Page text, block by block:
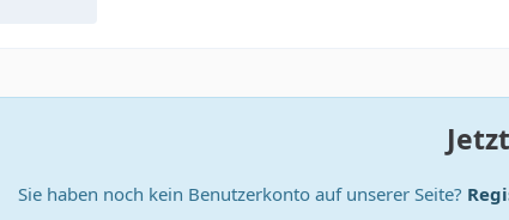
Sie haben noch kein Benutzerkonto auf unserer Seite?